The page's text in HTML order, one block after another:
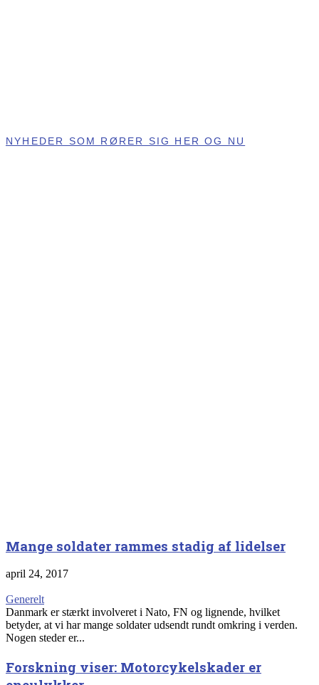
NYHEDER SOM RØRER SIG HER OG NU
Mange soldater rammes stadig af lidelser
april 24, 2017
Generelt
Danmark er stærkt involveret i Nato, FN og lignende, hvilket
betyder, at vi har mange soldater udsendt rundt omkring i verden.
Nogen steder er...
Forskning viser: Motorcykelskader er